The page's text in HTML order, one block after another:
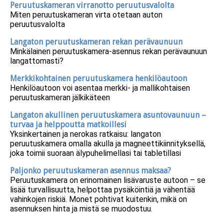
Peruutuskameran virranotto peruutusvalolta
Miten peruutuskameran virta otetaan auton
peruutusvalolta
Langaton peruutuskameran rekan perävaunuun
Minkälainen peruutuskamera-asennus rekan perävaunuun
langattomasti?
Merkkikohtainen peruutuskamera henkilöautoon
Henkilöautoon voi asentaa merkki- ja mallikohtaisen
peruutuskameran jälkikäteen
Langaton akullinen peruutuskamera asuntovaunuun –
turvaa ja helppoutta matkoillesi
Yksinkertainen ja nerokas ratkaisu: langaton
peruutuskamera omalla akulla ja magneettikiinnityksellä,
joka toimii suoraan älypuhelimellasi tai tabletillasi
Paljonko peruutuskameran asennus maksaa?
Peruutuskamera on erinomainen lisävaruste autoon – se
lisää turvallisuutta, helpottaa pysäköintiä ja vähentää
vahinkojen riskiä. Monet pohtivat kuitenkin, mikä on
asennuksen hinta ja mistä se muodostuu.